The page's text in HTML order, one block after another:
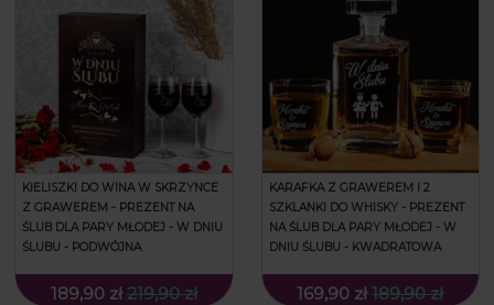
KIELISZKI DO WINA W SKRZYNCE
Z GRAWEREM - PREZENT NA
ŚLUB DLA PARY MŁODEJ - W DNIU
ŚLUBU - PODWÓJNA
189,90 zł 219,90 zł
KARAFKA Z GRAWEREM I 2
SZKLANKI DO WHISKY - PREZENT
NA ŚLUB DLA PARY MŁODEJ - W
DNIU ŚLUBU - KWADRATOWA
169,90 zł 189,90 zł